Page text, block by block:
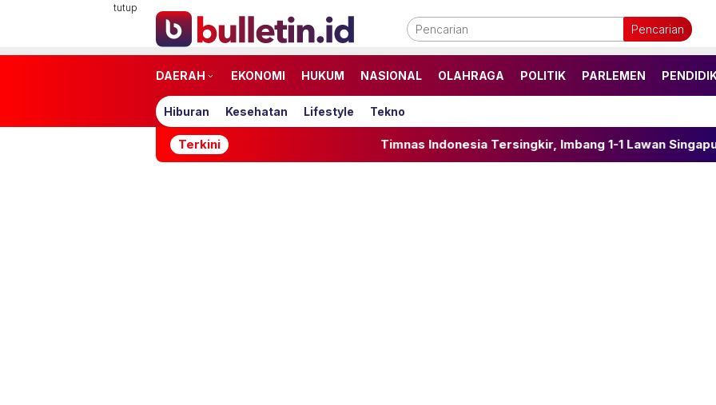
tutup
Pencarian
DAERAH EKONOMI HUKUM NASIONAL OLAHRAGA POLITIK PARLEMEN
Hiburan Kesehatan Lifestyle Tekno
Terkini Timnas Indonesia Tersingkir, Imbang 1-1 Lawan Singapura di Laga